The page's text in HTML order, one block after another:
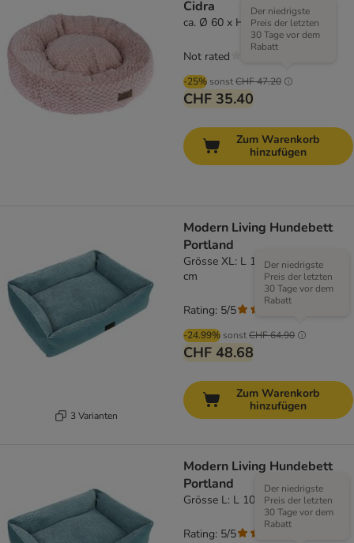
Cidra
ca. Ø 60 x H 23 cm
-25% sonstCHF 47.20
Der niedrigste
Preis der letzten
30 Tage vor dem
Rabatt
CHF 35.40
Not rated
Zum Warenkorb
hinzufügen
3 Varianten
Modern Living Hundebett
Portland
Grösse XL: L 120 x B 80 x H 16
cm
-24.99% sonstCHF 64.90
Der niedrigste
Preis der letzten
30 Tage vor dem
Rabatt
CHF 48.68
Rating: 5/5
Zum Warenkorb
hinzufügen
Modern Living Hundebett
Portland
Grösse L: L 100 x B 70 x H 16 cm
Der niedrigste
Preis der letzten
30 Tage vor dem
Rabatt
Rating: 5/5